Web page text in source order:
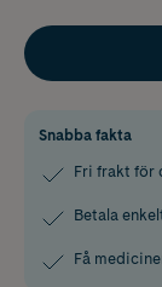
Snabba fakta
Fri frakt för
Betala
Få